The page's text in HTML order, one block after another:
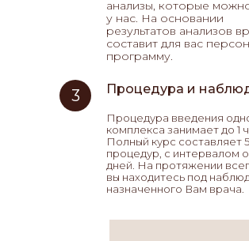
3 Процедура и
анализы, которые
у нас. На основании
результатов анализов
составит для вас
программу.
Процедура введения
комплекса занимает до 1
Полный курс составляет
процедур, с интервалом
дней. На протяжении
вы находитесь под
назначенного Вам врача.